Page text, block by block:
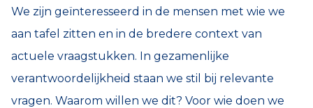
We zijn geïnteresseerd in de mensen met wie we
aan tafel zitten en in de bredere context van
actuele vraagstukken. In gezamenlijke
verantwoordelijkheid staan we stil bij relevante
vragen. Waarom willen we dit? Voor wie doen we